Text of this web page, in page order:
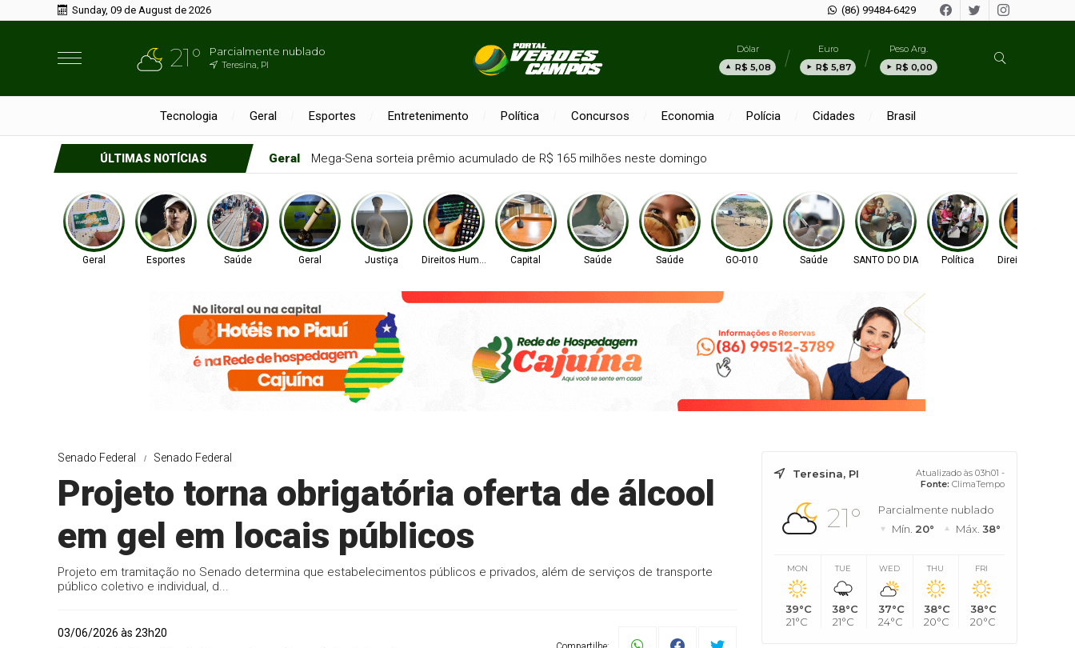
Sunday, 09 de August de 2026 (86) 99484-6429
21° Parcialmente nublado
Teresina, PI
Dólar
R$ 5,08
Euro
R$ 5,87
Peso Arg.
R$ 0,00
Tecnologia Geral Esportes Entretenimento Política Concursos Economia Polícia Cidades Brasil
ÚLTIMAS NOTÍCIAS Geral Mega-Sena sorteia prêmio acumulado de R$ 165 milhões neste domingo
Geral Esportes Saúde Geral Justiça Direitos Humanos Capital Saúde Saúde GO-010 Saúde SANTO DO DIA Política Direitos
Senado Federal Senado Federal
Projeto torna obrigatória oferta de álcool
em gel em locais públicos
Projeto em tramitação no Senado determina que estabelecimentos públicos e privados, além de serviços de transporte
público coletivo e individual, d...
03/06/2026 às 23h20
Teresina, PI
Atualizado às 03h01 -
Fonte: ClimaTempo
21°
Parcialmente nublado
Mín. 20° Máx. 38°
MON
39°C
21°C
TUE
38°C
21°C
WED
37°C
24°C
THU
38°C
20°C
FRI
38°C
20°C